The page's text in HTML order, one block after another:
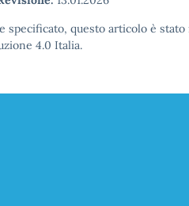
specificato, questo articolo è
4.0 Italia.